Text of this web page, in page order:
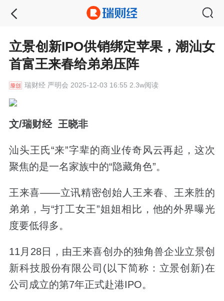
立景创新IPO供销绑定苹果，潮汕女
首富王来春给弟弟压阵
瑞财经严明会 2025-12-03 16:55 2.3w阅读
文/瑞财经 王晓非
汕头王氏“来”字辈的商业传奇风云再起，这次
聚焦的是一名家族中的“隐藏角色”。
王来喜——立讯精密创始人王来春、王来胜的
弟弟，与“打工女王”姐姐相比，他的外界曝光
度要低得多。
11月28日，由王来喜创办的独角兽企业立景创
新科技股份有限公司(以下简称：立景创新)在
公司成立的第7年正式赴港IPO。